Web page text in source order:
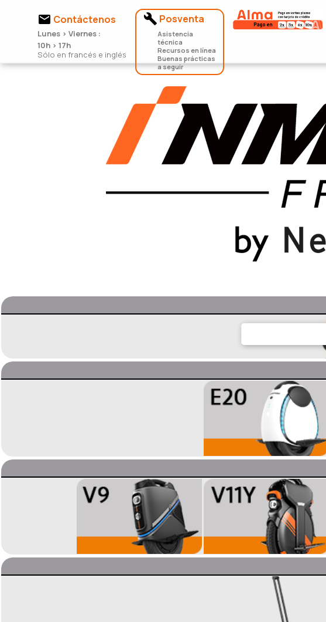
 Contáctenos
Lunes > Viernes :
10h > 17h
Sólo en francés e inglés
 Posventa
Asistencia
técnica
Recursos en línea
Buenas prácticas
a seguir